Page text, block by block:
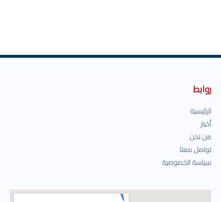
روابط
الرئيسية
أخبار
من نحن
تواصل معنا
سياسة الخصوصية